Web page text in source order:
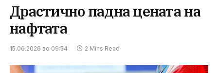
Драстично падна цената на
нафтата
15.06.2026 во 09:54 2 Mins Read